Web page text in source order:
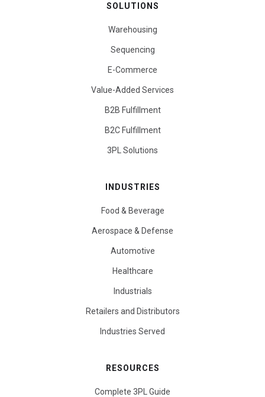
SOLUTIONS
Warehousing
Sequencing
E-Commerce
Value-Added Services
B2B Fulfillment
B2C Fulfillment
3PL Solutions
INDUSTRIES
Food & Beverage
Aerospace & Defense
Automotive
Healthcare
Industrials
Retailers and Distributors
Industries Served
RESOURCES
Complete 3PL Guide